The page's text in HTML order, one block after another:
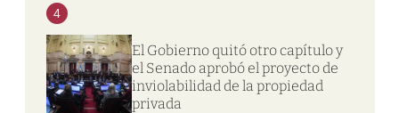
4
El Gobierno quitó otro capítulo y
el Senado aprobó el proyecto de
inviolabilidad de la propiedad
privada